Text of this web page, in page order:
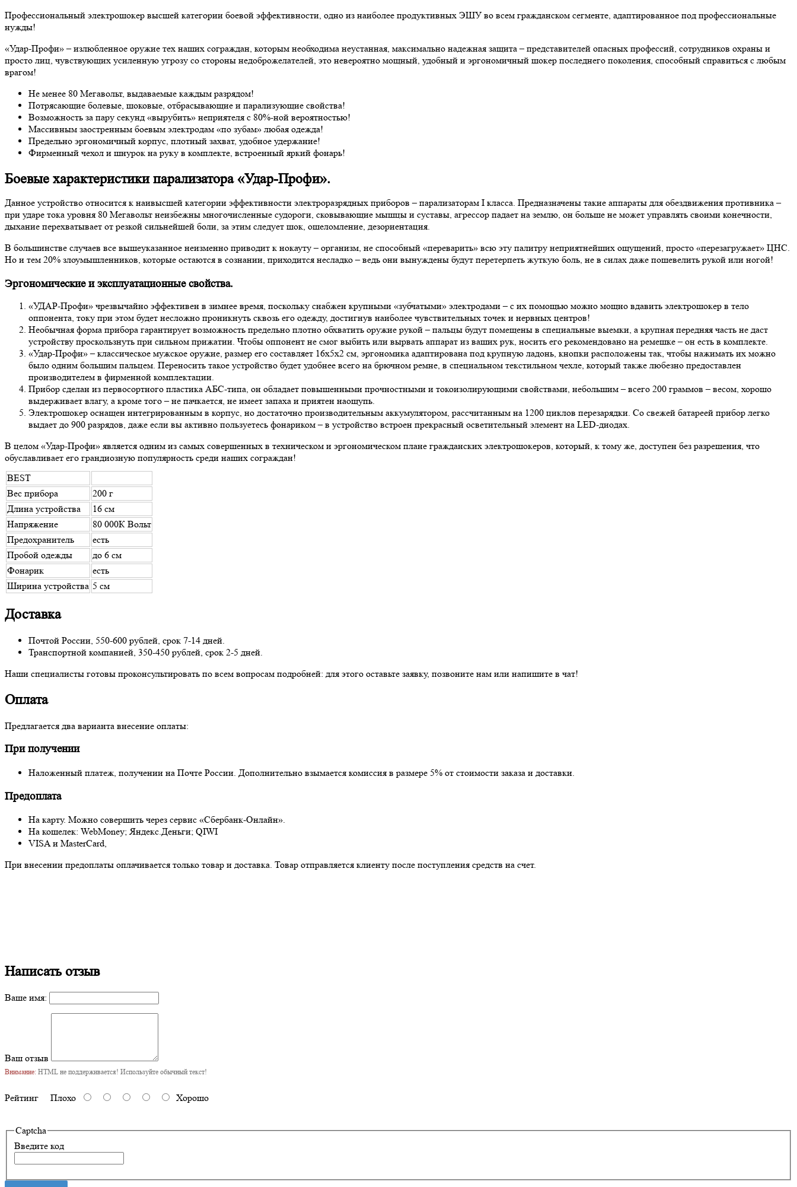
Профессиональный электрошокер высшей категории боевой эффективности, одно из наиболее продуктивных ЭШУ во всем гражданском сегменте, адаптированное под профессиональные
нужды!
«Удар-Профи» – излюбленное оружие тех наших сограждан, которым необходима неустанная, максимально надежная защита – представителей опасных профессий, сотрудников охраны и
просто лиц, чувствующих усиленную угрозу со стороны недоброжелателей, это невероятно мощный, удобный и эргономичный шокер последнего поколения, способный справиться с любым
врагом!
Не менее 80 Мегавольт, выдаваемые каждым разрядом!
Потрясающие болевые, шоковые, отбрасывающие и парализующие свойства!
Возможность за пару секунд «вырубить» неприятеля с 80%-ной вероятностью!
Массивным заостренным боевым электродам «по зубам» любая одежда!
Предельно эргономичный корпус, плотный захват, удобное удержание!
Фирменный чехол и шнурок на руку в комплекте, встроенный яркий фонарь!
Боевые характеристики парализатора «Удар-Профи».
Данное устройство относится к наивысшей категории эффективности электроразрядных приборов – парализаторам I класса. Предназначены такие аппараты для обездвижения противника –
при ударе тока уровня 80 Мегавольт неизбежны многочисленные судороги, сковывающие мышцы и суставы, агрессор падает на землю, он больше не может управлять своими конечности,
дыхание перехватывает от резкой сильнейшей боли, за этим следует шок, ошеломление, дезориентация.
В большинстве случаев все вышеуказанное неизменно приводит к нокауту – организм, не способный «переварить» всю эту палитру неприятнейших ощущений, просто «перезагружает» ЦНС.
Но и тем 20% злоумышленников, которые остаются в сознании, приходится несладко – ведь они вынуждены будут перетерпеть жуткую боль, не в силах даже пошевелить рукой или ногой!
Эргономические и эксплуатационные свойства.
«УДАР-Профи» чрезвычайно эффективен в зимнее время, поскольку снабжен крупными «зубчатыми» электродами – с их помощью можно мощно вдавить электрошокер в тело
оппонента, току при этом будет несложно проникнуть сквозь его одежду, достигнув наиболее чувствительных точек и нервных центров!
Необычная форма прибора гарантирует возможность предельно плотно обхватить оружие рукой – пальцы будут помещены в специальные выемки, а крупная передняя часть не даст
устройству проскользнуть при сильном прижатии. Чтобы оппонент не смог выбить или вырвать аппарат из ваших рук, носить его рекомендовано на ремешке – он есть в комплекте.
«Удар-Профи» – классическое мужское оружие, размер его составляет 16х5х2 см, эргономика адаптирована под крупную ладонь, кнопки расположены так, чтобы нажимать их можно
было одним большим пальцем. Переносить такое устройство будет удобнее всего на брючном ремне, в специальном текстильном чехле, который также любезно предоставлен
производителем в фирменной комплектации.
Прибор сделан из первосортного пластика АБС-типа, он обладает повышенными прочностными и токоизолирующими свойствами, небольшим – всего 200 граммов – весом, хорошо
выдерживает влагу, а кроме того – не пачкается, не имеет запаха и приятен наощупь.
Электрошокер оснащен интегрированным в корпус, но достаточно производительным аккумулятором, рассчитанным на 1200 циклов перезарядки. Со свежей батареей прибор легко
выдает до 900 разрядов, даже если вы активно пользуетесь фонариком – в устройство встроен прекрасный осветительный элемент на LED-диодах.
В целом «Удар-Профи» является одним из самых совершенных в техническом и эргономическом плане гражданских электрошокеров, который, к тому же, доступен без разрешения, что
обуславливает его грандиозную популярность среди наших сограждан!
BEST
Вес прибора
200 г
Длина устройства
16 см
Напряжение
80 000К Вольт
Предохранитель
есть
Пробой одежды
до 6 см
Фонарик
есть
Ширина устройства 5 см
Доставка
Почтой России, 550-600 рублей, срок 7-14 дней.
Транспортной компанией, 350-450 рублей, срок 2-5 дней.
Наши специалисты готовы проконсультировать по всем вопросам подробней: для этого оставьте заявку, позвоните нам или напишите в чат!
Оплата
Предлагается два варианта внесение оплаты:
При получении
Наложенный платеж, получении на Почте России. Дополнительно взымается комиссия в размере 5% от стоимости заказа и доставки.
Предоплата
На карту. Можно совершить через сервис «Сбербанк-Онлайн».
На кошелек: WebMoney; Яндекс.Деньги; QIWI
VISA и MasterCard,
При внесении предоплаты оплачивается только товар и доставка. Товар отправляется клиенту после поступления средств на счет.
Написать отзыв
Ваше имя:
Ваш отзыв
Внимание: HTML не поддерживается! Используйте обычный текст!
Рейтинг Плохо Хорошо
Captcha
Введите код